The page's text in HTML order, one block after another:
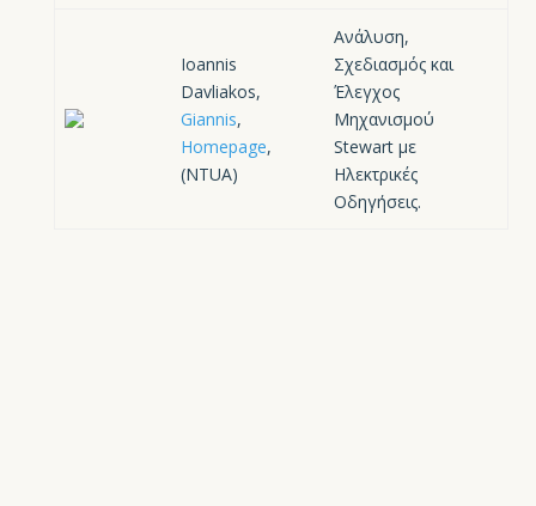
Ioannis
Davliakos,
Giannis,
Homepage,
(NTUA)
Aνάλυση,
Σχεδιασμός και
Έλεγχος
Mηχανισμού
Stewart με
Hλεκτρικές
Oδηγήσεις.